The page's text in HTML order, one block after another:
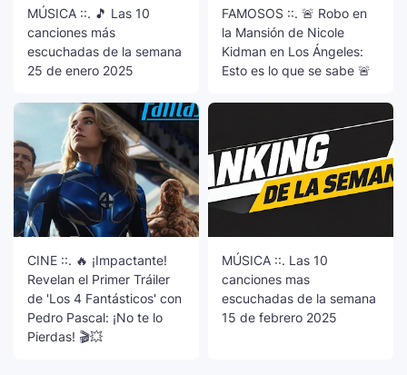
MÚSICA ::. 🎵 Las 10
canciones más
escuchadas de la semana
25 de enero 2025
FAMOSOS ::. 🚨 Robo en
la Mansión de Nicole
Kidman en Los Ángeles:
Esto es lo que se sabe 🚨
CINE ::. 🔥 ¡Impactante!
Revelan el Primer Tráiler
de 'Los 4 Fantásticos' con
Pedro Pascal: ¡No te lo
Pierdas! 🎬💥
MÚSICA ::. Las 10
canciones mas
escuchadas de la semana
15 de febrero 2025